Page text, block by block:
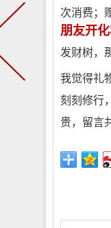
次消费；
朋友开
发财树，
我觉得礼
刻刻修行
贵，留言